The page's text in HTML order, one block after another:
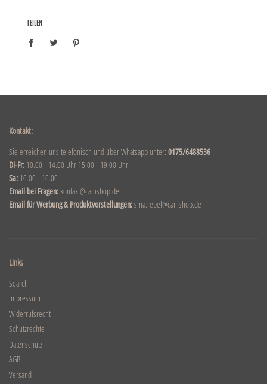
TEILEN
Kontakt:
Sie erreichen uns telefonisch und über Whatsapp unter: 0175/6488536
DI-Fr: 10.00 - 14.00 Uhr 15.00 - 19.00 Uhr
Sa: 10.00 - 16.00
Email bei Fragen: kontakt@canishop.de
Email für Werbung & Produktvorstellungen:sina.rebel@canishop.de
Links
Search
Impressum
Widerrufsrecht
Schutzrechte
Datenschutz
AGB
Versand